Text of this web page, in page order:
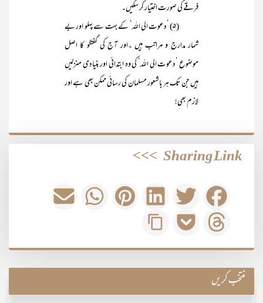
فرقے کی صورت اختیار کر سکیں۔
(۵) ’دعوت الی اللہ‘ کے بہت سے پہلو اور بے
شمار مدارج و مراتب ہیں ۔اور آج کی گفتگو کا اصل
موضوع ’دعوت الی اللہ‘ کی وہ ابتدائی اور بنیادی منزلیں
ہیں جن تک ہر باشعور مسلمان کی رسائی ممکن بھی ہے اور
لازم بھی!
Sharing Link
>>>
منتخب کریں